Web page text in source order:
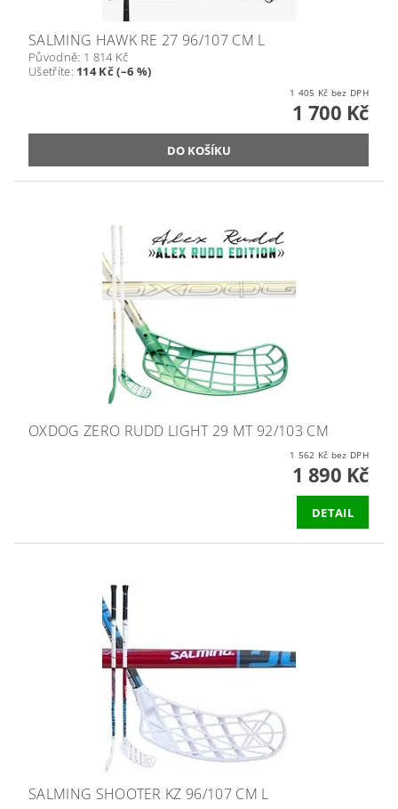
SALMING HAWK RE 27 96/107 CM L
Původně: 1 814 Kč
Ušetříte: 114 Kč (–6 %)
1 405 Kč bez DPH
1 700 Kč
OXDOG ZERO RUDD LIGHT 29 MT 92/103 CM
1 562 Kč bez DPH
1 890 Kč
DETAIL
SALMING SHOOTER KZ 96/107 CM L